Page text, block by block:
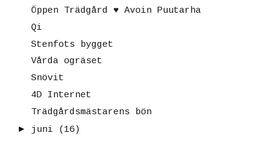
Öppen Trädgård ♥ Avoin Puutarha
Qi
Stenfots bygget
Vårda ogräset
Snövit
4D Internet
Trädgårdsmästarens bön
► juni
(16)